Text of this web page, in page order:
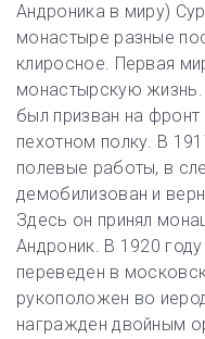
Андроника в миру)
монастыре разные
клиросное. Первая
монастырскую жизнь.
был призван на
пехотном полку. В
полевые работы, в
демобилизован и
Здесь он принял
Андроник. В 1920
переведен в
рукоположен во
награжден двойным